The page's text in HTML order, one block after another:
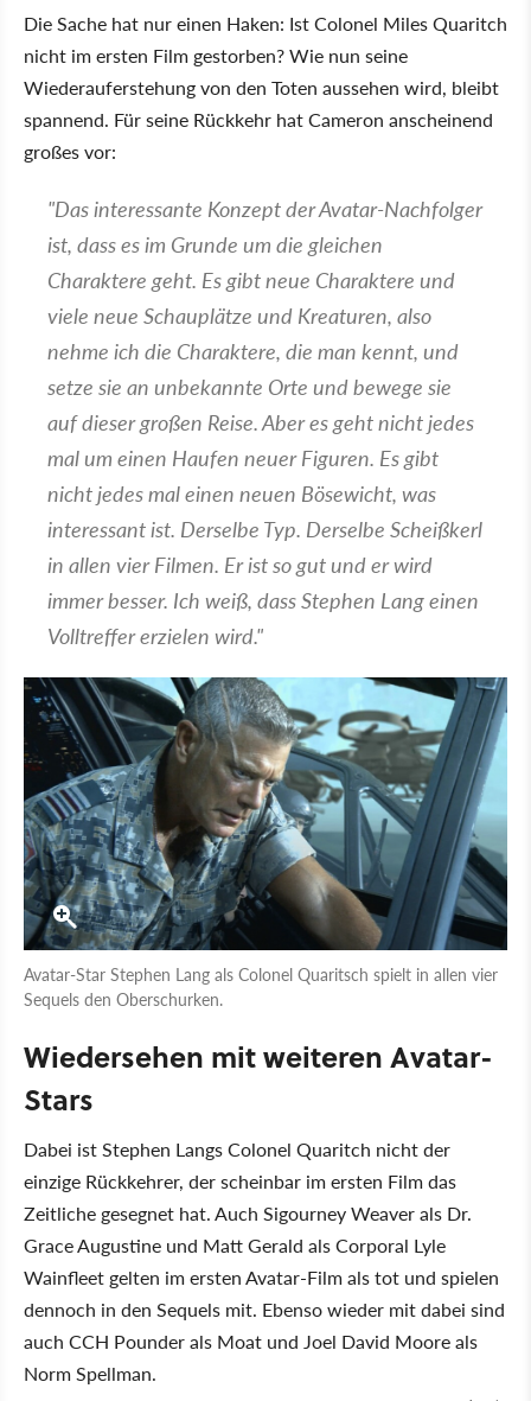
Die Sache hat nur einen Haken: Ist Colonel Miles Quaritch
nicht im ersten Film gestorben? Wie nun seine
Wiederauferstehung von den Toten aussehen wird, bleibt
spannend. Für seine Rückkehr hat Cameron anscheinend
großes vor:
"Das interessante Konzept der Avatar-Nachfolger
ist, dass es im Grunde um die gleichen
Charaktere geht. Es gibt neue Charaktere und
viele neue Schauplätze und Kreaturen, also
nehme ich die Charaktere, die man kennt, und
setze sie an unbekannte Orte und bewege sie
auf dieser großen Reise. Aber es geht nicht jedes
mal um einen Haufen neuer Figuren. Es gibt
nicht jedes mal einen neuen Bösewicht, was
interessant ist. Derselbe Typ. Derselbe Scheißkerl
in allen vier Filmen. Er ist so gut und er wird
immer besser. Ich weiß, dass Stephen Lang einen
Volltreffer erzielen wird."
Avatar-Star Stephen Lang als Colonel Quaritsch spielt in allen vier
Sequels den Oberschurken.
Wiedersehen mit weiteren Avatar-
Stars
Dabei ist Stephen Langs Colonel Quaritch nicht der
einzige Rückkehrer, der scheinbar im ersten Film das
Zeitliche gesegnet hat. Auch Sigourney Weaver als Dr.
Grace Augustine und Matt Gerald als Corporal Lyle
Wainfleet gelten im ersten Avatar-Film als tot und spielen
dennoch in den Sequels mit. Ebenso wieder mit dabei sind
auch CCH Pounder als Moat und Joel David Moore als
Norm Spellman.